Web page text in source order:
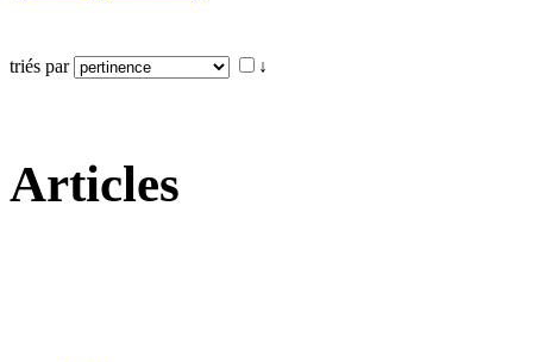
triés par ↓
Articles